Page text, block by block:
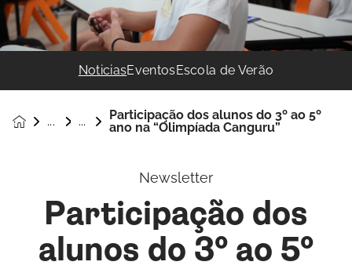
NoticiasEventosEscola de Verão
Participação dos alunos do 3º ao 5º
ano na “Olimpíada Canguru”
Newsletter
Participação dos
alunos do 3º ao 5º